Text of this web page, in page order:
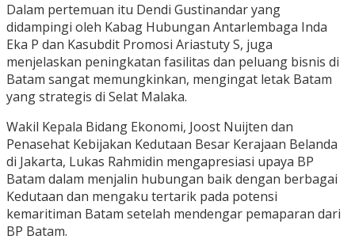
Dalam pertemuan itu Dendi Gustinandar yang
didampingi oleh Kabag Hubungan Antarlembaga Inda
Eka P dan Kasubdit Promosi Ariastuty S, juga
menjelaskan peningkatan fasilitas dan peluang bisnis di
Batam sangat memungkinkan, mengingat letak Batam
yang strategis di Selat Malaka.
Wakil Kepala Bidang Ekonomi, Joost Nuijten dan
Penasehat Kebijakan Kedutaan Besar Kerajaan Belanda
di Jakarta, Lukas Rahmidin mengapresiasi upaya BP
Batam dalam menjalin hubungan baik dengan berbagai
Kedutaan dan mengaku tertarik pada potensi
kemaritiman Batam setelah mendengar pemaparan dari
BP Batam.